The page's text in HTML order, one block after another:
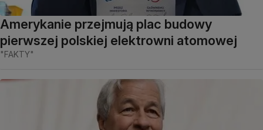
Amerykanie przejmują plac budowy
pierwszej polskiej elektrowni atomowej
"FAKTY"